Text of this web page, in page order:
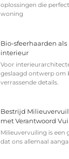
oplossingen die
woning
Bio-sfeerhaarden
interieur
Voor
geslaagd ontwerp om
verrassende details.
Bestrijd
met Verantwoord
Milieuvervuiling is een
dat ons allemaal